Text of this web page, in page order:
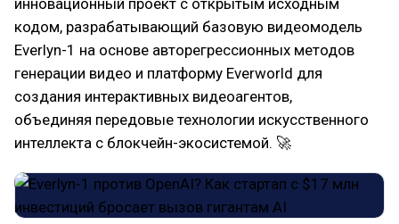
инновационный проект с открытым исходным
кодом, разрабатывающий базовую видеомодель
Everlyn-1 на основе авторегрессионных методов
генерации видео и платформу Everworld для
создания интерактивных видеоагентов,
объединяя передовые технологии искусственного
интеллекта с блокчейн-экосистемой. 🚀